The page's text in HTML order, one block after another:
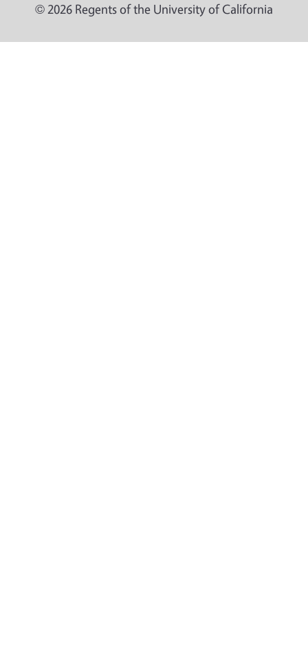
© 2026 Regents of the University of California